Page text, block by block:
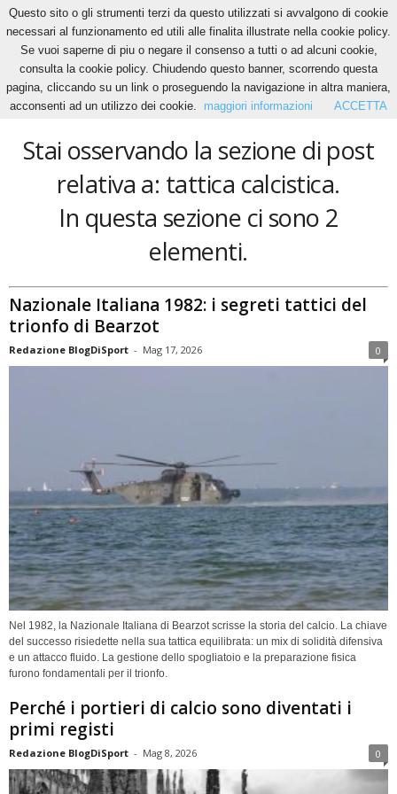
Home Tags Tattica calcistica
tattica calcistica
Stai osservando la sezione di post
relativa a: tattica calcistica.
In questa sezione ci sono 2
elementi.
Nazionale Italiana 1982: i segreti tattici del
trionfo di Bearzot
Redazione BlogDiSport - Mag 17, 2026 0
Nel 1982, la Nazionale Italiana di Bearzot scrisse la storia del calcio. La chiave
del successo risiedette nella sua tattica equilibrata: un mix di solidità difensiva
e un attacco fluido. La gestione dello spogliatoio e la preparazione fisica
furono fondamentali per il trionfo.
Perché i portieri di calcio sono diventati i
primi registi
Redazione BlogDiSport - Mag 8, 2026 0
Questo sito o gli strumenti terzi da questo utilizzati si avvalgono di cookie
necessari al funzionamento ed utili alle finalita illustrate nella cookie policy.
Se vuoi saperne di piu o negare il consenso a tutti o ad alcuni cookie,
consulta la cookie policy. Chiudendo questo banner, scorrendo questa
pagina, cliccando su un link o proseguendo la navigazione in altra maniera,
acconsenti ad un utilizzo dei cookie.
maggiori informazioni ACCETTA